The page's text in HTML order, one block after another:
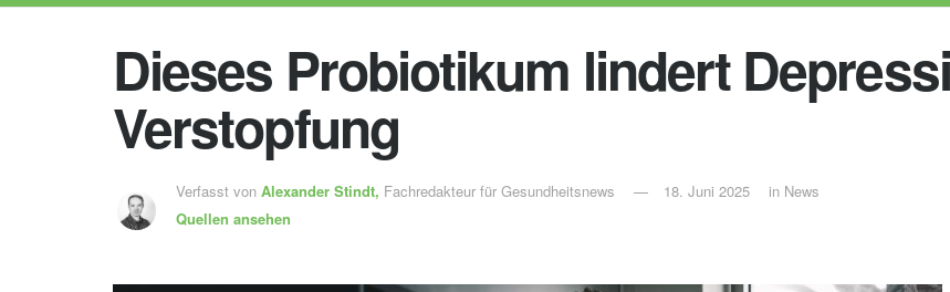
Dieses Probiotikum lindert
Verstopfung
Verfasst von Alexander Stindt, Fachredakteur für Gesundheitsnews
Quellen ansehen
18. Juni 2025 in News